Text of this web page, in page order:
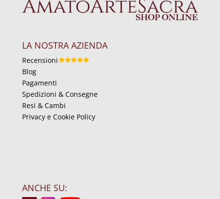
LA NOSTRA AZIENDA
Recensioni
Blog
Pagamenti
Spedizioni & Consegne
Resi & Cambi
Privacy e Cookie Policy
ANCHE SU: